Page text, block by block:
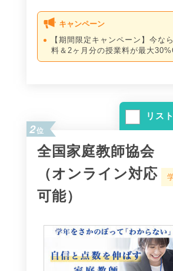
キャンペーン
【期間限定キャンペーン】今な
料＆2ヶ月分の授業料が最大
リス
2位
全国家庭教師協会
（オンライン対応
可能）